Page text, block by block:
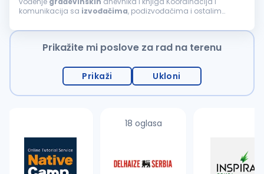
komunikacija sa izvođačima, podizvođačima i ostalim
bezbednosti i zaštite na radu na gradilištu...
Prikažite mi poslove za rad na terenu
Prikaži Ukloni
18 oglasa